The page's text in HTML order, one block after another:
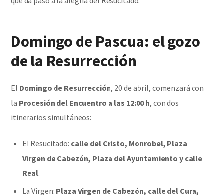
Domingo de Pascua: el gozo
de la Resurrección
El Domingo de Resurrección, 20 de abril, comenzará con
la Procesión del Encuentro a las 12:00 h, con dos
itinerarios simultáneos:
El Resucitado: calle del Cristo, Monrobel, Plaza
Virgen de Cabezón, Plaza del Ayuntamiento y calle
Real.
La Virgen: Plaza Virgen de Cabezón, calle del Cura,